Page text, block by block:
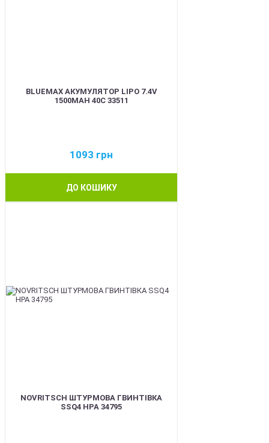
BLUEMAX АКУМУЛЯТОР LIPO 7.4V
1500MAH 40C 33511
1093 грн
ДО КОШИКУ
NOVRITSCH ШТУРМОВА ГВИНТІВКА
SSQ4 HPA 34795